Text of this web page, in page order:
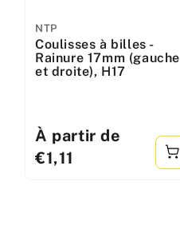
Fabricant
:
NTP
Coulisses à billes -
Rainure 17mm (gauche
et droite), H17
Prix
standard
À partir de
€1,11